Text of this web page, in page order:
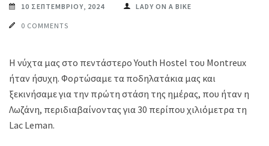
10 ΣΕΠΤΕΜΒΡΊΟΥ, 2024 LADY ON A BIKE
0 COMMENTS
Η νύχτα μας στο πεντάστερο Youth Hostel του Montreux
ήταν ήσυχη. Φορτώσαμε τα ποδηλατάκια μας και
ξεκινήσαμε για την πρώτη στάση της ημέρας, που ήταν η
Λωζάνη, περιδιαβαίνοντας για 30 περίπου χιλιόμετρα τη
Lac Leman.